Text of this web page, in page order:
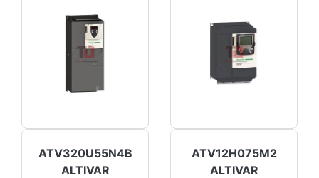
ATV320U55N4B
ALTIVAR
ATV12H075M2
ALTIVAR